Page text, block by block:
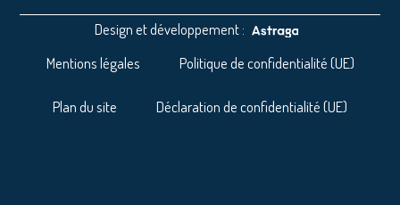
Design et développement :
Mentions légales
Politique de confidentialité (UE)
Plan du site Déclaration de confidentialité (UE)